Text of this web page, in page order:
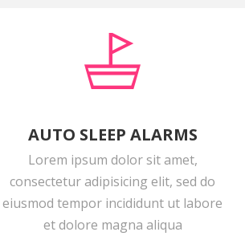
AUTO SLEEP ALARMS
Lorem ipsum dolor sit amet,
consectetur adipisicing elit, sed do
eiusmod tempor incididunt ut labore
et dolore magna aliqua